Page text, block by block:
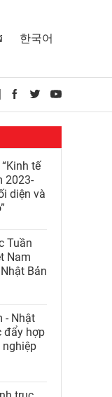
한국어
tế
2023-
diện và
Tuần
Nam
Bản
- Nhật
đẩy hợp